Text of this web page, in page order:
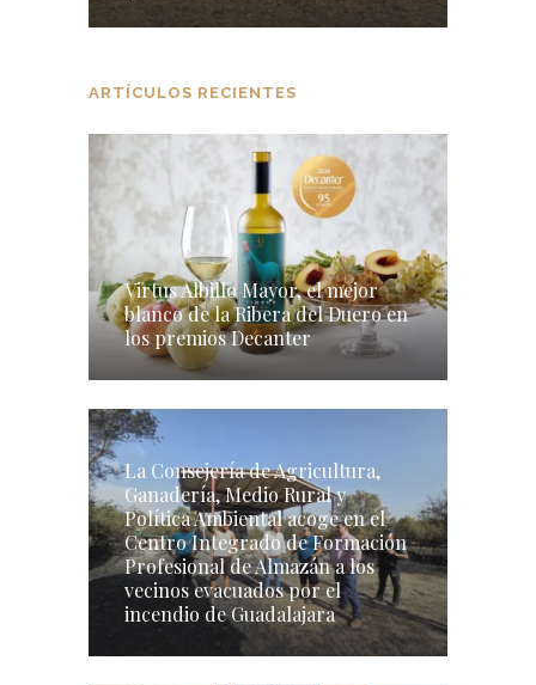
ARTÍCULOS RECIENTES
Virtus Albillo Mayor, el mejor
blanco de la Ribera del Duero en
los premios Decanter
La Consejería de Agricultura,
Ganadería, Medio Rural y
Política Ambiental acoge en el
Centro Integrado de Formación
Profesional de Almazán a los
vecinos evacuados por el
incendio de Guadalajara